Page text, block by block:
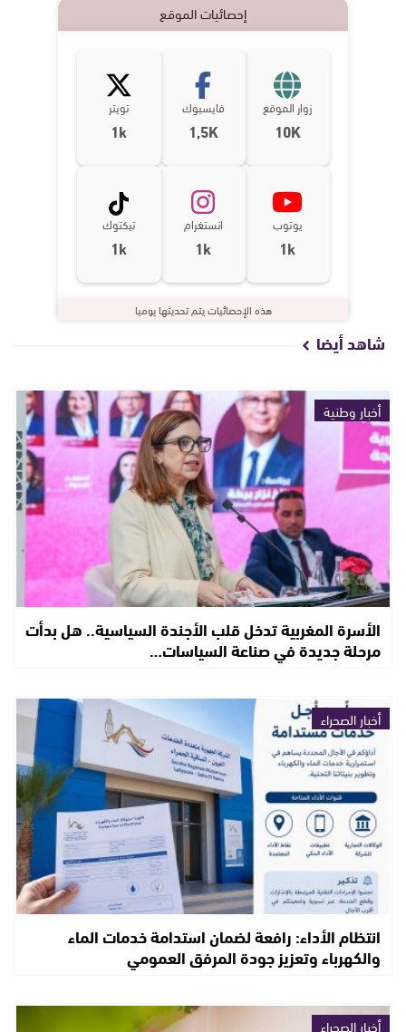
إحصائيات الموقع
زوار الموقع
10K
فايسبوك
1,5K
تويتر
1k
يوتوب
1k
انستغرام
1k
تيكتوك
1k
هذه الإحصائيات يتم تحديثها يوميا
شاهد أيضا
أخبار وطنية
الأسرة المغربية تدخل قلب الأجندة السياسية.. هل بدأت
مرحلة جديدة في صناعة السياسات…
أخبار الصحراء
انتظام الأداء: رافعة لضمان استدامة خدمات الماء
والكهرباء وتعزيز جودة المرفق العمومي
أخبار الصحراء